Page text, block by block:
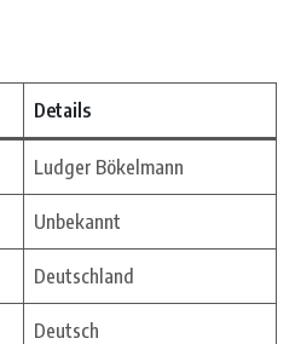
Details
Ludger Bökelmann
Unbekannt
Deutschland
Deutsch